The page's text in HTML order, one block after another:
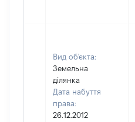
Вид об'єкта:
Земельна
ділянка
Дата набуття
права:
26.12.2012